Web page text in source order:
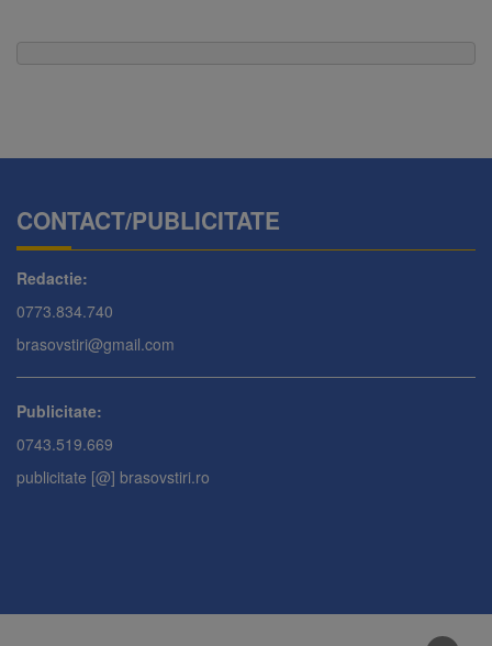
CONTACT/PUBLICITATE
Redactie:
0773.834.740
brasovstiri@gmail.com
Publicitate:
0743.519.669
publicitate [@] brasovstiri.ro